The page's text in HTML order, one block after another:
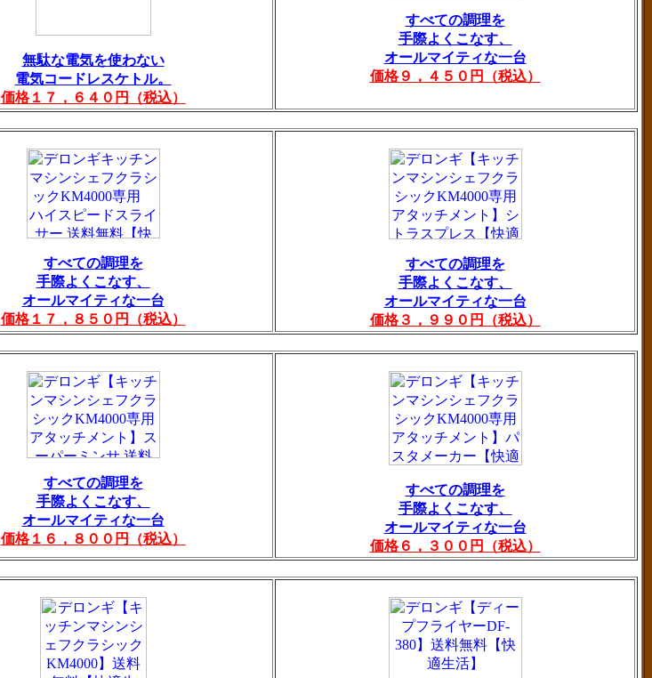
無駄な電気を使わない
電気コードレスケトル。
価格１７，６４０円（税込）
すべての調理を
手際よくこなす、
オールマイティな一台
価格９，４５０円（税込）
すべての調理を
手際よくこなす、
オールマイティな一台
価格１７，８５０円（税込）
すべての調理を
手際よくこなす、
オールマイティな一台
価格３，９９０円（税込）
すべての調理を
手際よくこなす、
オールマイティな一台
価格１６，８００円（税込）
すべての調理を
手際よくこなす、
オールマイティな一台
価格６，３００円（税込）